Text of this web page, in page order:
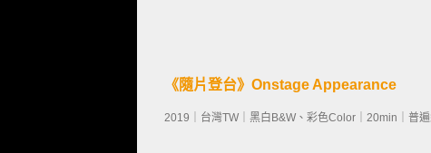
《隨片登台》Onstage Appearance
2019｜台灣TW｜黑白B&W、彩色Color｜20min｜普